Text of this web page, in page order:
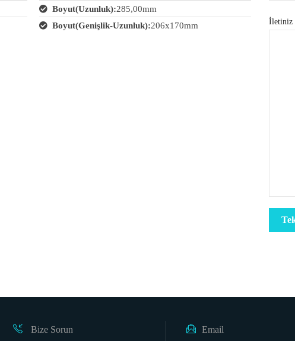
Boyut(Uzunluk):285,00mm
Boyut(Genişlik-Uzunluk):206x170mm İletiniz
Bize Sorun
Email